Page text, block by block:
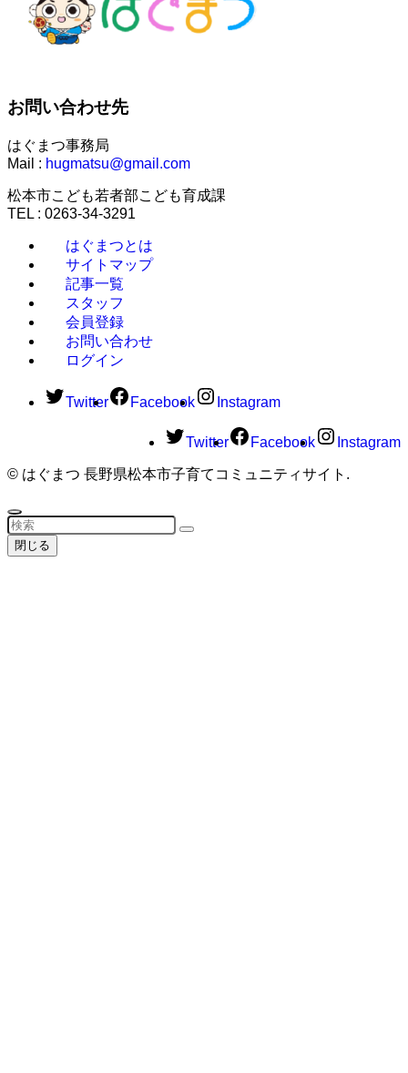
お問い合わせ先
はぐまつ事務局
Mail : hugmatsu@gmail.com
松本市こども若者部こども育成課
TEL : 0263-34-3291
はぐまつとは
サイトマップ
記事一覧
スタッフ
会員登録
お問い合わせ
ログイン
Twitter Facebook Instagram
Twitter Facebook Instagram
© はぐまつ 長野県松本市子育てコミュニティサイト.
閉じる